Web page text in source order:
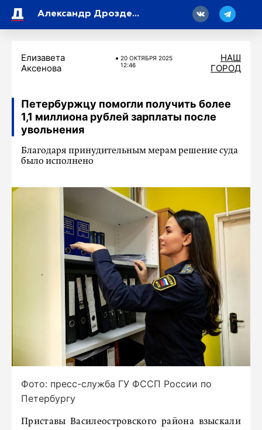
Александр Дрозденко поручил разработать дополнительные меры по усилению контроля за состоянием лесных массивов
Елизавета
Аксенова
20 ОКТЯБРЯ 2025
12:46
НАШ
ГОРОД
Петербуржцу помогли получить более
1,1 миллиона рублей зарплаты после
увольнения
Благодаря принудительным мерам решение суда
было исполнено
Фото: пресс-служба ГУ ФССП России по
Петербургу
Приставы Василеостровского района взыскали